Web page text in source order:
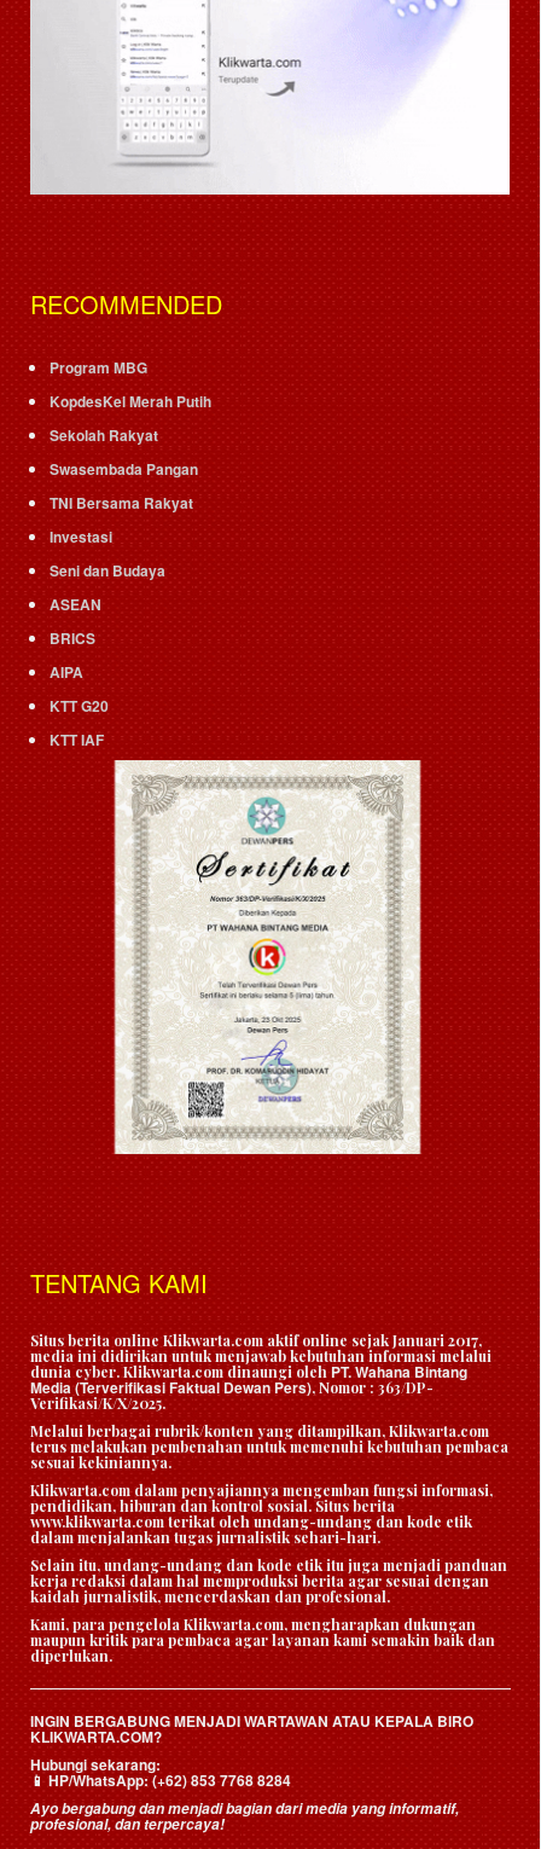
RECOMMENDED
Program MBG
KopdesKel Merah Putih
Sekolah Rakyat
Swasembada Pangan
TNI Bersama Rakyat
Investasi
Seni dan Budaya
ASEAN
BRICS
AIPA
KTT G20
KTT IAF
TENTANG KAMI
Situs berita online Klikwarta.com aktif online sejak Januari 2017,
media ini didirikan untuk menjawab kebutuhan informasi melalui
dunia cyber. Klikwarta.com dinaungi oleh PT. Wahana Bintang
Media (Terverifikasi Faktual Dewan Pers), Nomor : 363/DP-
Verifikasi/K/X/2025.
Melalui berbagai rubrik/konten yang ditampilkan, Klikwarta.com
terus melakukan pembenahan untuk memenuhi kebutuhan pembaca
sesuai kekiniannya.
Klikwarta.com dalam penyajiannya mengemban fungsi informasi,
pendidikan, hiburan dan kontrol sosial. Situs berita
www.klikwarta.com terikat oleh undang-undang dan kode etik
dalam menjalankan tugas jurnalistik sehari-hari.
Selain itu, undang-undang dan kode etik itu juga menjadi panduan
kerja redaksi dalam hal memproduksi berita agar sesuai dengan
kaidah jurnalistik, mencerdaskan dan profesional.
Kami, para pengelola Klikwarta.com, mengharapkan dukungan
maupun kritik para pembaca agar layanan kami semakin baik dan
diperlukan.
INGIN BERGABUNG MENJADI WARTAWAN ATAU KEPALA BIRO
KLIKWARTA.COM?
Hubungi sekarang:
📱HP/WhatsApp:(+62) 853 7768 8284
Ayo bergabung dan menjadi bagian dari media yang informatif,
profesional, dan terpercaya!